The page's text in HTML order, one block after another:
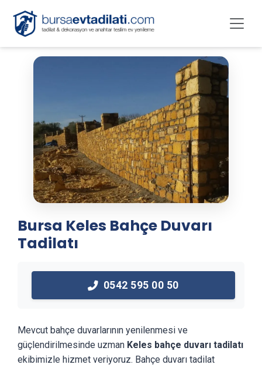
Bursa Keles Bahçe Duvarı
Tadilatı
0542 595 00 50
Mevcut bahçe duvarlarının yenilenmesi ve
güçlendirilmesinde uzman Keles bahçe duvarı tadilatı
ekibimizle hizmet veriyoruz. Bahçe duvarı tadilat